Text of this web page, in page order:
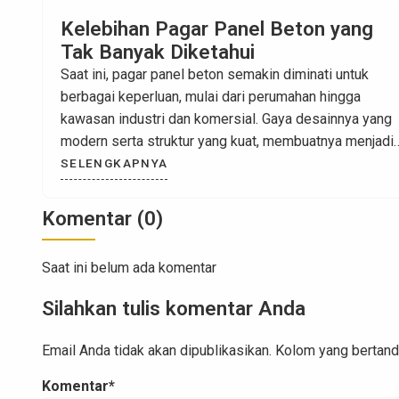
Model Pagar Beton Minimalis yang
Estetik
Pagar beton minimalis tidak hanya berfungsi sebagai
pembatas properti saja, tetapi juga berperan penting
dalam mempengaruhi tampilan atau estetika desain
rumah Anda. Pagar beton minimalis ini menawarkan
kombinasi yang ideal antara keamanan dan kekuatan
minimalis menjadi pilihan yang dapat dibilang sangat
populer untuk aplikasikan pada rumah. Sehingga tidak
SELENGKAPNYA
Komentar (0)
Saat ini belum ada komentar
Silahkan tulis komentar Anda
Email Anda tidak akan dipublikasikan. Kolom yang
Komentar*